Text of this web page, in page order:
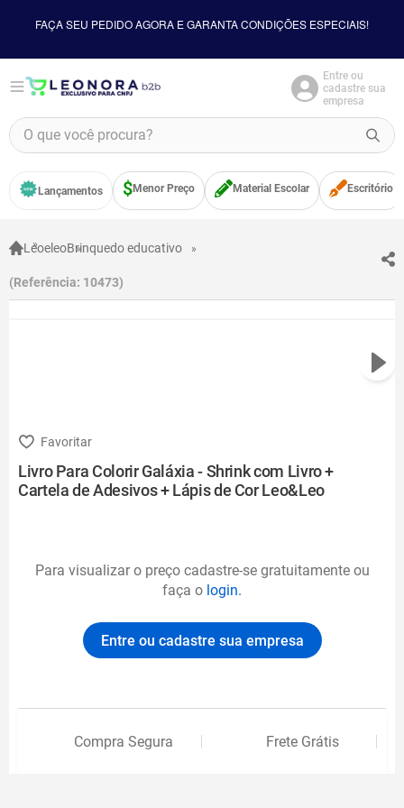
FAÇA SEU PEDIDO AGORA E GARANTA CONDIÇÕES ESPECIAIS!
Entre ou
cadastre sua
empresa
O que você procura?
Lançamentos Menor Preço Material Escolar Escritório
LeoeleoBrinquedo educativo
Referência: 10473
Livro Para Colorir Galáxia - Shrink com Livro +
Cartela de Adesivos + Lápis de Cor Leo&Leo
Para visualizar o preço cadastre-se gratuitamente ou
faça o login.
Entre ou cadastre sua empresa
Compra Segura Frete Grátis
TERMOS MAIS BUSCADOS
1º